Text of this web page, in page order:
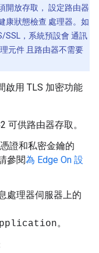
開放存取， 設定路由器
康狀態檢查 處理器。如
SSL，系統預設會 通訊
元件 且路由器不需要
啟用 TLS 加密功能
可供路由器存取。
證和私密金鑰的
參閱為 Edge On 設
處理器伺服器上的
。